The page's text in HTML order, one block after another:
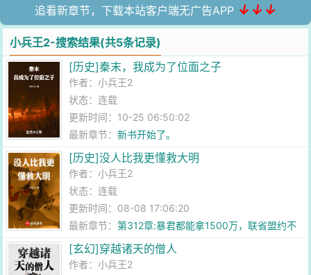
追看新章节，下载本站客户端无广告APP ↓↓↓
小兵王2-搜索结果(共5条记录)
[历史]秦末，我成为了位面之子
作者： 小兵王2
状态：连载
更新时间：10-25 06:50:02
最新章节：新书开始了。
[历史]没人比我更懂救大明
作者： 小兵王2
状态：连载
更新时间：08-08 17:06:20
最新章节：第312章:暴君都能拿1500万，联省盟约不
给钱，我要哭庙了
[玄幻]穿越诸天的僧人
作者： 小兵王2